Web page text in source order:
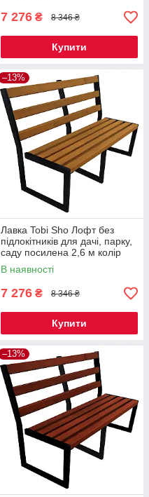
7 276 ₴ 8 346 ₴
Купити
–13%
Лавка Tobi Sho Лофт без
підлокітників для дачі, парку,
саду посилена 2,6 м колір
дуб
В наявності
7 276 ₴ 8 346 ₴
Купити
–13%